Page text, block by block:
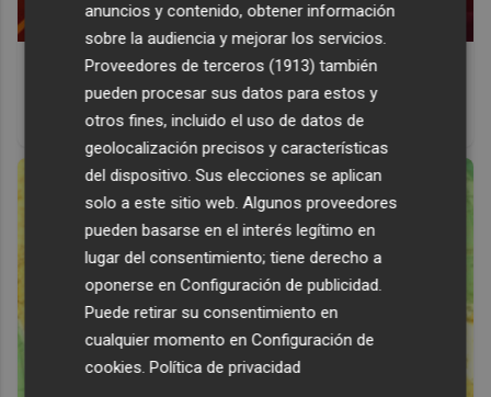
Corepunk MMORPG
Un verdadero MMORPG de la vieja escuela ¡Cómo los de
antes, pero mejor!
anuncios y contenido, obtener información
sobre la audiencia y mejorar los servicios.
Proveedores de terceros (1913) también
pueden procesar sus datos para estos y
otros fines, incluido el uso de datos de
geolocalización precisos y características
del dispositivo. Sus elecciones se aplican
solo a este sitio web. Algunos proveedores
pueden basarse en el interés legítimo en
lugar del consentimiento; tiene derecho a
oponerse enConfiguración de publicidad.
Puede retirar su consentimiento en
cualquier momento enConfiguración de
cookies.Política de privacidad